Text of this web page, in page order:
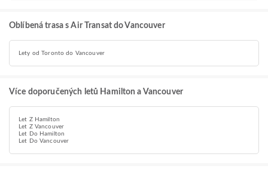
Oblíbená trasa s Air Transat do Vancouver
Lety od Toronto do Vancouver
Více doporučených letů Hamilton a Vancouver
Let Z Hamilton
Let Z Vancouver
Let Do Hamilton
Let Do Vancouver